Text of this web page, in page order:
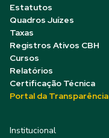
Estatutos
Quadros Juízes
Taxas
Registros Ativos CBH
Cursos
Relatórios
Certificação Técnica
Portal da Transparência
Institucional